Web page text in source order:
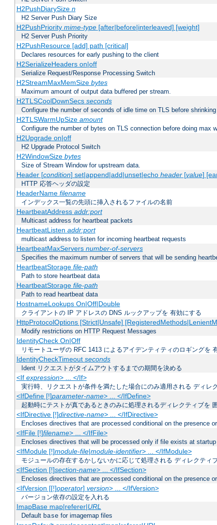
H2PushDiarySize n
H2 Server Push Diary Size
H2PushPriority mime-type[after|before|interleaved] [weight]
H2 Server Push Priority
H2PushResource [add] path [critical]
Declares resources for early pushing to the client
H2SerializeHeaders on|off
Serialize Request/Response Processing Switch
H2StreamMaxMemSize bytes
Maximum amount of output data buffered per stream.
H2TLSCoolDownSecs seconds
Configure the number of seconds of idle time on TLS before
H2TLSWarmUpSize amount
Configure the number of bytes on TLS connection before doing max
H2Upgrade on|off
H2 Upgrade Protocol Switch
H2WindowSize bytes
Size of Stream Window for upstream data.
Header [condition] set|append|add|unset|echo header[value]
HTTP 応答ヘッダの設定
HeaderName filename
インデックス一覧の先頭に挿入されるファイルの名前
HeartbeatAddress addr:port
Multicast address for heartbeat packets
HeartbeatListen addr:port
multicast address to listen for incoming heartbeat requests
HeartbeatMaxServers number-of-servers
Specifies the maximum number of servers that will be sending
HeartbeatStorage file-path
Path to store heartbeat data
HeartbeatStorage file-path
Path to read heartbeat data
HostnameLookups On|Off|Double
クライアントの IP アドレスの DNS ルックアップを 有効にする
HttpProtocolOptions [Strict|Unsafe]
Modify restrictions on HTTP Request Messages
IdentityCheck On|Off
リモートユーザの RFC 1413 によるアイデンティティのロギングを
IdentityCheckTimeout seconds
Ident リクエストがタイムアウトするまでの期間を決める
<If expression> ... </If>
実行時、リクエストが条件を満たした場合にのみ適用される ディレ
<IfDefine [!]parameter-name> ... </IfDefine>
起動時にテストが真であるときのみに処理されるディレクティブを
<IfDirective [!]directive-name> ... </IfDirective>
Encloses directives that are processed conditional on the presence
<IfFile [!]filename> ... </IfFile>
Encloses directives that will be processed only if file exists at startup
<IfModule [!]module-file|module-identifier> ... </IfModule>
モジュールの存在するかしないかに応じて処理される ディレクティ
<IfSection [!]section-name> ... </IfSection>
Encloses directives that are processed conditional on the presence
<IfVersion [[!]operator] version> ... </IfVersion>
バージョン依存の設定を入れる
ImapBase map|referer|URL
Default base for imagemap files